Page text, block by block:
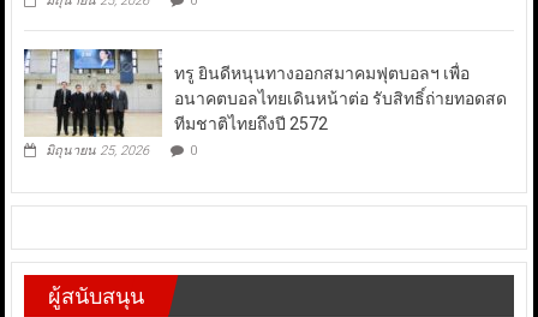
ทรู ยินดีหนุนทางออกสมาคมฟุตบอลฯ เพื่อ
อนาคตบอลไทยเดินหน้าต่อ รับสิทธิ์ถ่ายทอดสด
ทีมชาติไทยถึงปี 2572
มิถุนายน 25, 2026 0
ผู้สนับสนุน